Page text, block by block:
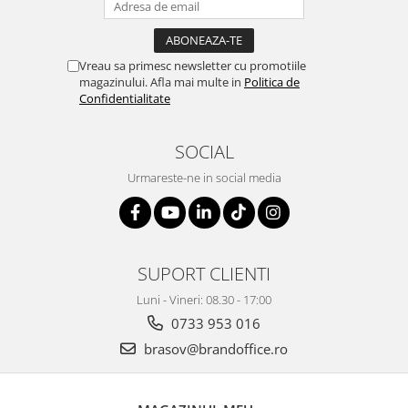
Genti, huse si rucsacuri de laptop
Genti de plaja si cumparaturi
Portofele si portcarduri RFID
Sport si accesorii outdoor
Lanyards si brelocuri
Scule, unelte si iluminat
Vreau sa primesc newsletter cu promotiile
magazinului. Afla mai multe in Politica de
Confidentialitate
SOCIAL
Urmareste-ne in social media
SUPORT CLIENTI
Luni - Vineri: 08.30 - 17:00
0733 953 016
brasov@brandoffice.ro